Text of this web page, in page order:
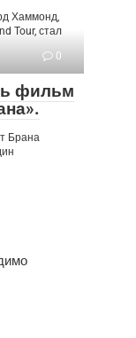
Хаммонд,
Tour, стал
0
фильм
Брана